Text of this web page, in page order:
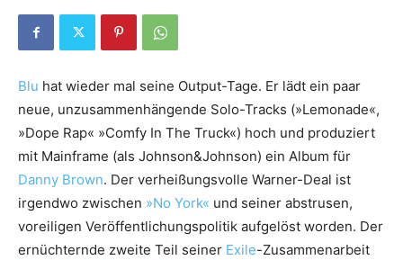
Blu hat wieder mal seine Output-Tage. Er lädt ein paar
neue, unzusammenhängende Solo-Tracks (»Lemonade«,
»Dope Rap« »Comfy In The Truck«) hoch und produziert
mit Mainframe (als Johnson&Johnson) ein Album für
Danny Brown. Der verheißungsvolle Warner-Deal ist
irgendwo zwischen »No York« und seiner abstrusen,
voreiligen Veröffentlichungspolitik aufgelöst worden. Der
ernüchternde zweite Teil seiner Exile-Zusammenarbeit